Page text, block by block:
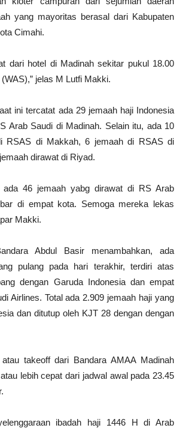
yang mayoritas berasal dari Kabupaten
Cimahi.
dari hotel di Madinah sekitar pukul 18.00
jelas M Lutfi Makki.
ini tercatat ada 29 jemaah haji Indonesia
Arab Saudi di Madinah. Selain itu, ada 10
RSAS di Makkah, 6 jemaah di RSAS di
dirawat di Riyad.
ada 46 jemaah yabg dirawat di RS Arab
di empat kota. Semoga mereka lekas
Makki.
Abdul Basir menambahkan, ada
pulang pada hari terakhir, terdiri atas
dengan Garuda Indonesia dan empat
Airlines. Total ada 2.909 jemaah haji yang
dan ditutup oleh KJT 28 dengan dengan
takeoff dari Bandara AMAA Madinah
lebih cepat dari jadwal awal pada 23.45
ibadah haji 1446 H di Arab